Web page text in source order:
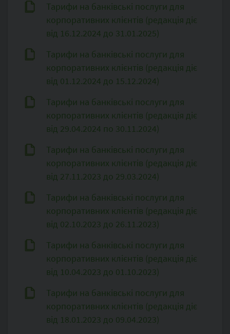
Тарифи на банківські послуги для
корпоративних клієнтів (редакція діє
від 16.12.2024 до 31.01.2025)
Тарифи на банківські послуги для
корпоративних клієнтів (редакція діє
від 01.12.2024 до 15.12.2024)
Тарифи на банківські послуги для
корпоративних клієнтів (редакція діє
від 29.04.2024 по 30.11.2024)
Тарифи на банківські послуги для
корпоративних клієнтів (редакція діє
від 27.11.2023 до 29.03.2024)
Тарифи на банківські послуги для
корпоративних клієнтів (редакція діє
від 02.10.2023 до 26.11.2023)
Тарифи на банківські послуги для
корпоративних клієнтів (редакція діє
від 10.04.2023 до 01.10.2023)
Тарифи на банківські послуги для
корпоративних клієнтів (редакція діє
від 18.01.2023 до 09.04.2023)